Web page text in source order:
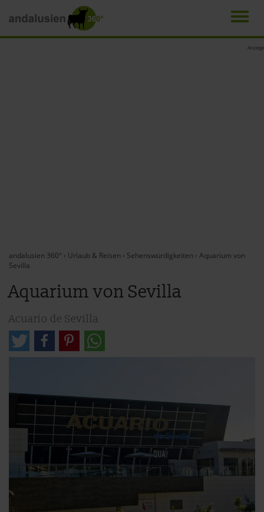
Anzeige
andalusien 360° › Urlaub & Reisen › Sehenswürdigkeiten › Aquarium von
Sevilla
Aquarium von Sevilla
Acuario de Sevilla